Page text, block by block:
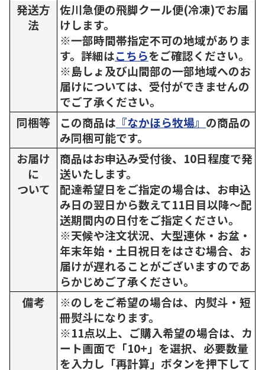
発送方
法
佐川急便の飛脚クール便(冷凍)でお届
けします。
※一部時間帯指定不可の地域がありま
す。詳細はこちらをご確認ください。
※島しょ及び山間部の一部地域へのお
届けについては、受付ができませんの
でご了承ください。
同梱等
この商品は 『なかほら牧場』 の商品の
み同梱可能です。
お届け
に
ついて
商品はお申込み受付後、10日程度で発
送いたします。
配達希望日をご指定の場合は、お申込
み日の翌日から数えて11日目以降～配
送期間内の日付をご指定ください。
※天候や注文状況、大型連休・お盆・
年末年始・土日祝日をはさむ場合、お
届けが遅れることがございますのであ
らかじめご了承ください。
備考
※のしをご希望の場合は、内熨斗・短
冊熨斗になります。
※11点以上、ご購入希望の場合は、カ
ート画面で「10+」を選択、必要数量
を入力し「再計算」ボタンを押下して